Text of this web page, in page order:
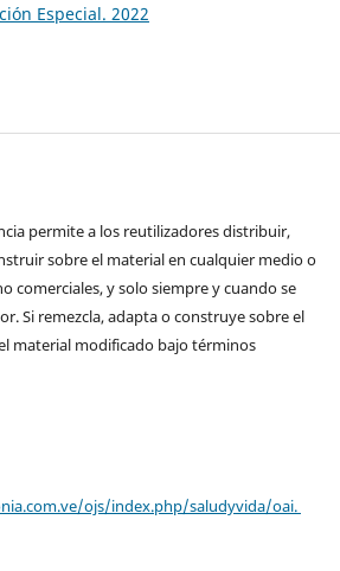
Especial. 2022
permite a los reutilizadores distribuir,
sobre el material en cualquier medio o
comerciales, y solo siempre y cuando se
Si remezcla, adapta o construye sobre el
material modificado bajo términos
ojs/index.php/saludyvida/oai.